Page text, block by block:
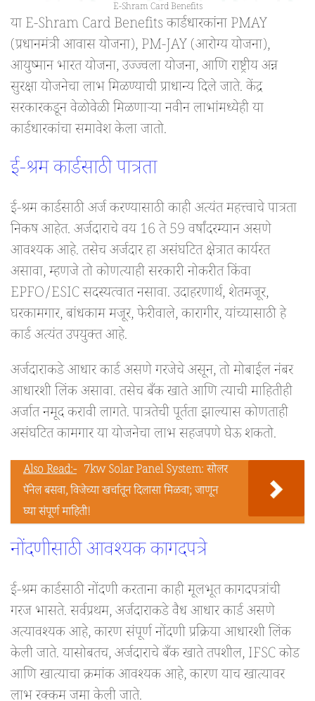
E-Shram Card Benefits
या E-Shram Card Benefits कार्डधारकांना PMAY
(प्रधानमंत्री आवास योजना), PM-JAY (आरोग्य योजना),
आयुष्मान भारत योजना, उज्ज्वला योजना, आणि राष्ट्रीय अन्न
सुरक्षा योजनेचा लाभ मिळण्याची प्राधान्य दिले जाते. केंद्र
सरकारकडून वेळोवेळी मिळणाऱ्या नवीन लाभांमध्येही या
कार्डधारकांचा समावेश केला जातो.
ई-श्रम कार्डसाठी पात्रता
ई-श्रम कार्डसाठी अर्ज करण्यासाठी काही अत्यंत महत्त्वाचे पात्रता
निकष आहेत. अर्जदाराचे वय 16 ते 59 वर्षांदरम्यान असणे
आवश्यक आहे. तसेच अर्जदार हा असंघटित क्षेत्रात कार्यरत
असावा, म्हणजे तो कोणत्याही सरकारी नोकरीत किंवा
EPFO/ESIC सदस्यत्वात नसावा. उदाहरणार्थ, शेतमजूर,
घरकामगार, बांधकाम मजूर, फेरीवाले, कारागीर, यांच्यासाठी हे
कार्ड अत्यंत उपयुक्त आहे.
अर्जदाराकडे आधार कार्ड असणे गरजेचे असून, तो मोबाईल नंबर
आधारशी लिंक असावा. तसेच बँक खाते आणि त्याची माहितीही
अर्जात नमूद करावी लागते. पात्रतेची पूर्तता झाल्यास कोणताही
असंघटित कामगार या योजनेचा लाभ सहजपणे घेऊ शकतो.
Also Read:- 7kw Solar Panel System: सोलर
पॅनेल बसवा, विजेच्या खर्चातून दिलासा मिळवा; जाणून
घ्या संपूर्ण माहिती!
नोंदणीसाठी आवश्यक कागदपत्रे
ई-श्रम कार्डसाठी नोंदणी करताना काही मूलभूत कागदपत्रांची
गरज भासते. सर्वप्रथम, अर्जदाराकडे वैध आधार कार्ड असणे
अत्यावश्यक आहे, कारण संपूर्ण नोंदणी प्रक्रिया आधारशी लिंक
केली जाते. यासोबतच, अर्जदाराचे बँक खाते तपशील, IFSC कोड
आणि खात्याचा क्रमांक आवश्यक आहे, कारण याच खात्यावर